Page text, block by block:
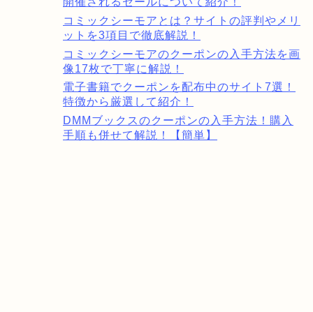
コミックシーモアとは？サイトの評判やメリ
ットを3項目で徹底解説！
コミックシーモアのクーポンの入手方法を画
像17枚で丁寧に解説！
電子書籍でクーポンを配布中のサイト7選！
特徴から厳選して紹介！
DMMブックスのクーポンの入手方法！購入
手順も併せて解説！【簡単】